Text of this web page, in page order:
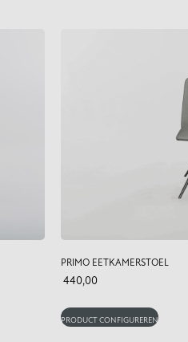
PRIMO EETKAMERSTOEL
440,00
PRODUCT CONFIGUREREN